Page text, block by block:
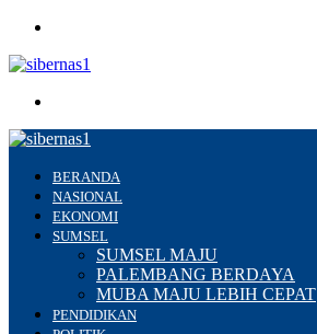
BERANDA
NASIONAL
EKONOMI
SUMSEL
SUMSEL MAJU
PALEMBANG BERDAYA
MUBA MAJU LEBIH CEPAT
PENDIDIKAN